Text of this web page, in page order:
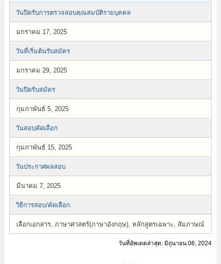
วันปิดรับการตรวจสอบคุณสมบัติรายบุคคล
มกราคม 17, 2025
วันที่เริ่มต้นรับสมัคร
มกราคม 29, 2025
วันปิดรับสมัคร
กุมภาพันธ์ 5, 2025
วันสอบคัดเลือก
กุมภาพันธ์ 15, 2025
วันประกาศผลสอบ
มีนาคม 7, 2025
วิธีการสอบ/คัดเลือก
เลือกเอกสาร, ภาษาศาสตร์(ภาษาอังกฤษ), หลักสูตรเฉพาะ, สัมภาษณ์
วันที่อัพเดตล่าสุด: มิถุนายน 06, 2024